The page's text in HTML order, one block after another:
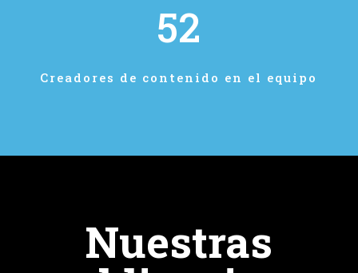
52
Creadores de contenido en el equipo
Nuestras